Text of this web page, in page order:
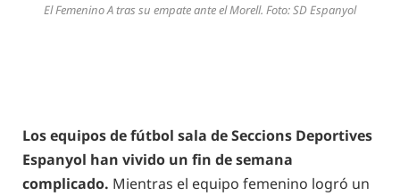
El Femenino A tras su empate ante el Morell. Foto: SD Espanyol
Los equipos de fútbol sala de Seccions Deportives
Espanyol han vivido un fin de semana
complicado. Mientras el equipo femenino logró un